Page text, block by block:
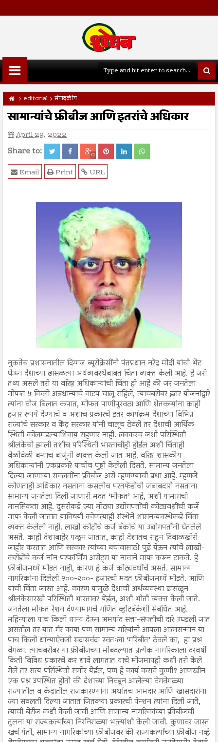
editorial संपादकीय
सामान्यांचे फ्रीबीज आणि इतरांचे अधिकार
April 29, 2022
Share to: 0
URL
Print
Email
नुकतेच प्रशासनातील दिग्गज ब्यूरोक्रेसींनी पंतप्रधान नरेंद्र मोदी यांची भेट
घेऊन देशाच्या ढासळत्या अर्थव्यवस्थेबाबत चिंता व्यक्त केली आहे. हे जरी
तथ्य असले तरी या वरिष्ठ अधिकाऱ्यांची चिंता ही आहे की जर जनतेला
मोफत ५ किलो अन्नधान्याचे वाटप चालू राहिले, त्याचबरोबर इतर योजनांद्वारे
त्यांना वीज बिलात कपात, मोफत पाणीपुरवठा आणि शेतकऱ्यांना काही
हजार रुपये देण्याचे व अशाच प्रकारचे इतर कार्यक्रम देशाच्या विभिन्न
राज्यांचे सरकार व केंद्र सरकार यांनी चालूच ठेवले तर देशाची आर्थिक
स्थिती कोलमडल्याशिवाय राहणार नाही. लवकरच जशी परिस्थिती
श्रीलंकेची झाली तशीच परिस्थिती भारताचीही होईल अशी चिंताही
वेळोवेळी बऱ्याच बाजूंनी व्यक्त केली जात आहे. वरिष्ठ शासकीय
अधिकाऱ्यांनी एकप्रकारे याचीच पुष्टी केलेली दिसते. सामान्य जनतेला
दिल्या जाणाऱ्या सवलतींना फ्रीबीज असे म्हणण्याची प्रथा आहे. म्हणजे
कोणताही अधिकार नसताना कसलीच परतफेडीची जबाबदारी नसताना
सामान्य जनतेला दिली जाणारी मदत ‘मोफत’ आहे, अशी यामागची
मानसिकता आहे. दुसरीकडे ज्या मोठ्या उद्योगपतींची कोट्यवधींची कर्जे
माफ केली जातात याविषयी कोणत्याही संस्थेने शासनव्यवस्थेकडे चिंता
व्यक्त केलेली नाही. लाखो कोटींचे कर्ज बँकांचे या उद्योगपतींनी घेतलेले
असते. काही देशाबाहेर पळून जातात, काही देशातच राहून दिवाळखोरी
जाहीर करतात आणि सरकार त्यांच्या बचावासाठी पुढे येऊन त्यांचे लाखो-
करोडोंचे कर्ज नॉन परफॉर्मिंग असेट्स या नावाने माफ करून टाकते. हे
फ्रीबीजमध्ये मोडत नाही, कारण हे कर्ज कोट्यवधींचे असते. सामान्य
नागरिकांना दिलेली १००-२००- हजारची मदत फ्रीबीजमध्ये मोडते. आणि
याची चिंता जास्त आहे. कारण यामुळे देशाची अर्थव्यवस्था ढासळून
श्रीलंकेसारखी परिस्थिती भारतावर येईल, अशी भीती व्यक्त केली जाते.
जनतेला मोफत रेशन देण्यामागचे गणित व्होटबँकेशी संबंधित आहे.
महिन्याला पाच किलो धान्य देऊन अमर्याद सत्ता-संपत्तीची दारे उघडली जात
असतील तर यात गैर काय! पण सामान्य गरिबांनी आपला आत्मसन्मान या
पाच किलो धान्याऐवजी सदासर्वदा स्वतःला ‘गरिबीत’ ठेवले का, हा प्रश्न
वेगळा. त्याचबरोबर या फ्रीबीजच्या मोबदल्यात प्रत्येक नागरिकाला दरवर्षी
किती विविध प्रकारचे कर द्यावे लागतात याचे मोजमापही कधी तरी केले
गेले तर सत्य परिस्थिती समोर येईल, पण हे कार्य करावे कुणी? आणखीन
एक प्रश्न उपस्थित होतो की देशाच्या निवडून आलेल्या वेगवेगळ्या
राज्यातील व केंद्रातील राजकारण्यांना अर्थातच आमदार आणि खासदारांना
ज्या सवलती दिल्या जातात जितक्या प्रकारची पेन्शन त्यांना दिली जाते,
त्याची बेरीज कधी केली जावी आणि सामान्य नागरिकांच्या फ्रीबीजची
तुलना या राज्यकर्त्यांच्या निरनिराळ्या भत्त्यांशी केली जावी. कुणावर जास्त
खर्च येतो, सामान्य नागरिकांच्या फ्रीबीजवर की राज्यकर्त्यांच्या फ्रीबीज नव्हे